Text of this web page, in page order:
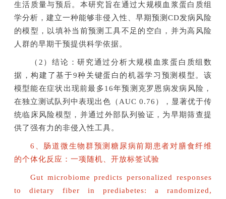
生活质量与预后。本研究旨在通过大规模血浆蛋白质组
学分析，建立一种能够非侵入性、早期预测CD发病风险
的模型，以填补当前预测工具不足的空白，并为高风险
人群的早期干预提供科学依据。
（2）结论：研究通过分析大规模血浆蛋白质组数
据，构建了基于9种关键蛋白的机器学习预测模型。该
模型能在症状出现前最多16年预测克罗恩病发病风险，
在独立测试队列中表现出色（AUC 0.76），显著优于传
统临床风险模型，并通过外部队列验证，为早期筛查提
供了强有力的非侵入性工具。
6、肠道微生物群预测糖尿病前期患者对膳食纤维
的个体化反应：一项随机、开放标签试验
Gut microbiome predicts personalized responses
to dietary fiber in prediabetes: a randomized,